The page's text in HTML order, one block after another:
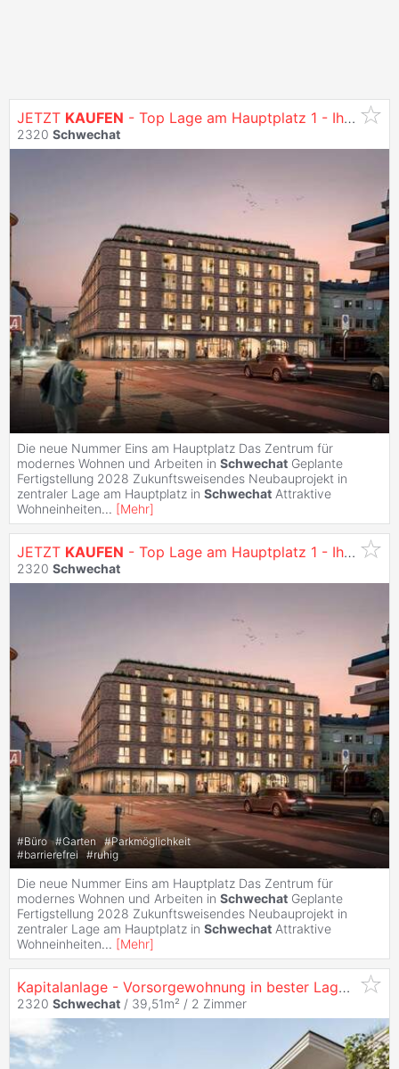
JETZT KAUFEN - Top Lage am Hauptplatz 1 - Ihr Nummer-Eins-Standort zum Leben und Arbeiten - Wohnungen zu
2320 Schwechat
Die neue Nummer Eins am Hauptplatz Das Zentrum für
modernes Wohnen und Arbeiten in Schwechat Geplante
Fertigstellung 2028 Zukunftsweisendes Neubauprojekt in
zentraler Lage am Hauptplatz in Schwechat Attraktive
Wohneinheiten... [Mehr]
JETZT KAUFEN - Top Lage am Hauptplatz 1 - Ihr Nummer-Eins-Standort zum Leben und Arbeiten - Wohnungen zu
2320 Schwechat
#Büro #Garten #Parkmöglichkeit
#barrierefrei #ruhig
Die neue Nummer Eins am Hauptplatz Das Zentrum für
modernes Wohnen und Arbeiten in Schwechat Geplante
Fertigstellung 2028 Zukunftsweisendes Neubauprojekt in
zentraler Lage am Hauptplatz in Schwechat Attraktive
Wohneinheiten... [Mehr]
Kapitalanlage - Vorsorgewohnung in bester Lage am Hauptplatz - Anlage-Wohnungen zu
2320 Schwechat / 39,51m² / 2 Zimmer